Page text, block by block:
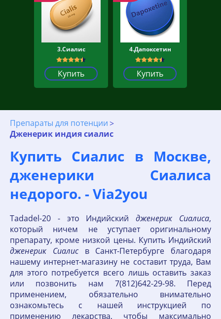
3.Сиалис
Купить
4.Дапоксетин
Купить
Препараты для потенции
Дженерик индия сиалис
Купить Сиалис в Москве,
дженерики Сиалиса
недорого. - Via2you
Tadadel-20 - это Индийскийдженерик Сиалиса,
который ничем не уступает оригинальному
препарату, кроме низкой цены. Купить Индийский
дженерик
Сиалисв Санкт-Петербурге благодаря
нашему интернет-магазину не составит труда, Вам
для этого потребуется всего лишь оставить заказ
или позвонить нам 7(812)642-29-98. Перед
применением, обязательно внимательно
ознакомьтесь с нашей инструкцией по
применению лекарства, чтобы максимально